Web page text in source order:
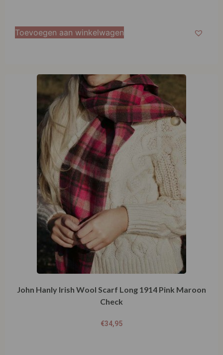
Toevoegen aan winkelwagen
John Hanly Irish Wool Scarf Long 1914 Pink Maroon
Check
€34,95